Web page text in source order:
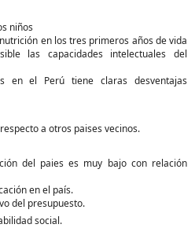
niños
en los tres primeros años de vida
las capacidades intelectuales del
en el Perú tiene claras desventajas
a otros paises vecinos.
del paies es muy bajo con relación
en el país.
del presupuesto.
social.